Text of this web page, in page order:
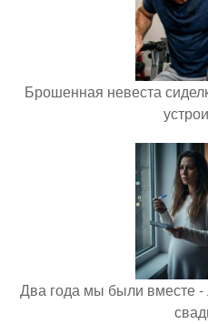
Брошенная невеста
Два года мы были вместе -